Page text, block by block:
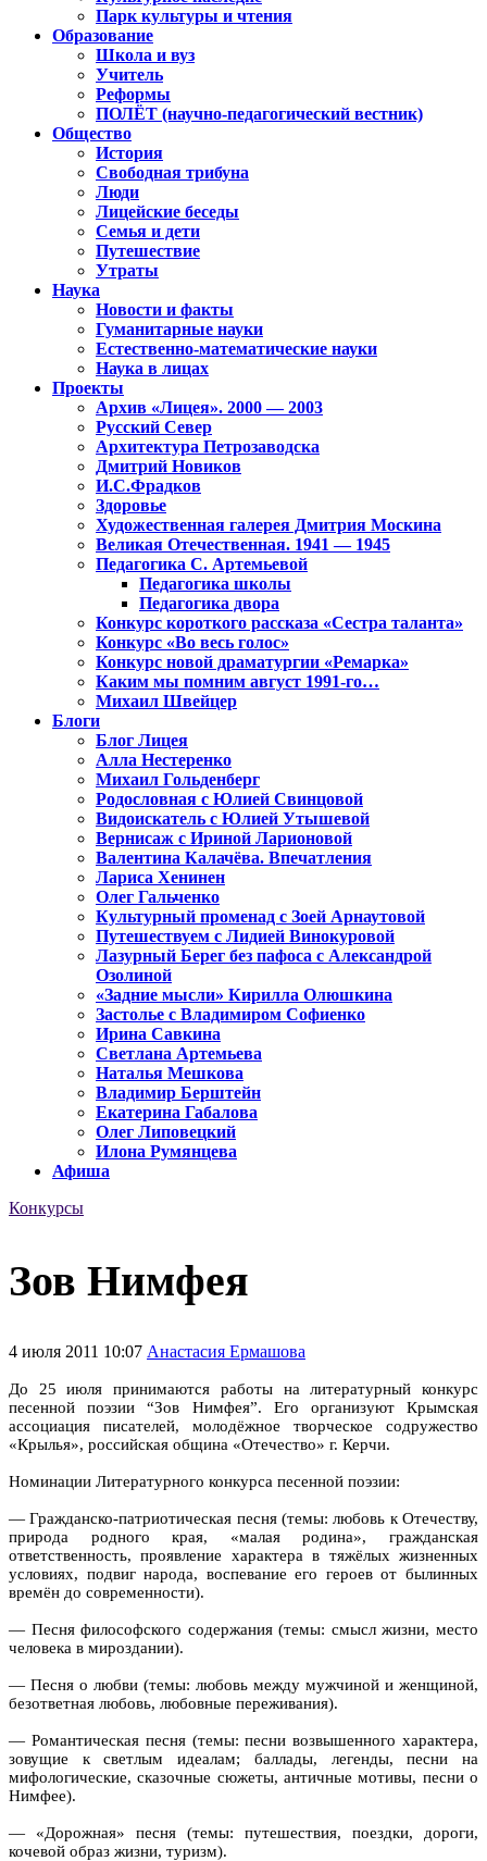
Парк культуры и чтения
Образование
Школа и вуз
Учитель
Реформы
ПОЛЁТ (научно-педагогический вестник)
Общество
История
Свободная трибуна
Люди
Лицейские беседы
Семья и дети
Путешествие
Утраты
Наука
Новости и факты
Гуманитарные науки
Естественно-математические науки
Наука в лицах
Проекты
Архив «Лицея». 2000 — 2003
Русский Север
Архитектура Петрозаводска
Дмитрий Новиков
И.С.Фрадков
Здоровье
Художественная галерея Дмитрия Москина
Великая Отечественная. 1941 — 1945
Педагогика С. Артемьевой
Педагогика школы
Педагогика двора
Конкурс короткого рассказа «Сестра таланта»
Конкурс «Во весь голос»
Конкурс новой драматургии «Ремарка»
Каким мы помним август 1991-го…
Михаил Швейцер
Блоги
Блог Лицея
Алла Нестеренко
Михаил Гольденберг
Родословная с Юлией Свинцовой
Видоискатель с Юлией Утышевой
Вернисаж с Ириной Ларионовой
Валентина Калачёва. Впечатления
Лариса Хенинен
Олег Гальченко
Культурный променад с Зоей Арнаутовой
Путешествуем с Лидией Винокуровой
Лазурный Берег без пафоса с Александрой
Озолиной
«Задние мысли» Кирилла Олюшкина
Застолье с Владимиром Софиенко
Ирина Савкина
Светлана Артемьева
Наталья Мешкова
Владимир Берштейн
Екатерина Габалова
Олег Липовецкий
Илона Румянцева
Афиша
Конкурсы
Зов Нимфея
4 июля 2011 10:07 Анастасия Ермашова
До 25 июля принимаются работы на литературный конкурс
песенной поэзии “Зов Нимфея”. Его организуют Крымская
ассоциация писателей, молодёжное творческое содружество
«Крылья», российская община «Отечество» г. Керчи.
Номинации Литературного конкурса песенной поэзии:
— Гражданско-патриотическая песня (темы: любовь к Отечеству,
природа родного края, «малая родина», гражданская
ответственность, проявление характера в тяжёлых жизненных
условиях, подвиг народа, воспевание его героев от былинных
времён до современности).
— Песня философского содержания (темы: смысл жизни, место
человека в мироздании).
— Песня о любви (темы: любовь между мужчиной и женщиной,
безответная любовь, любовные переживания).
— Романтическая песня (темы: песни возвышенного характера,
зовущие к светлым идеалам; баллады, легенды, песни на
мифологические, сказочные сюжеты, античные мотивы, песни о
Нимфее).
— «Дорожная» песня (темы: путешествия, поездки, дороги,
кочевой образ жизни, туризм).